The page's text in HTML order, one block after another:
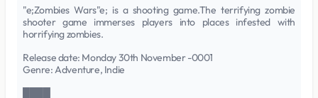
"e;Zombies Wars"e; is a shooting game.The terrifying zombie
shooter game immerses players into places infested with
horrifying zombies.
Release date: Monday 30th November -0001
Genre: Adventure, Indie